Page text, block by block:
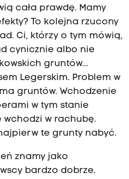
cała prawdę. Mamy
To kolejna rzucony
Ci, którzy o tym mówią,
cynicznie albo nie
gruntów...
Legerskim. Problem w
gruntów. Wchodzenie
w tym stanie
w rachubę.
te grunty nabyć.
znamy jako
bardzo dobrze.